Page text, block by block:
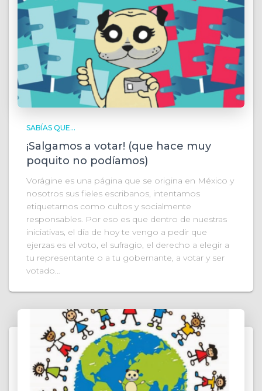
SABÍAS QUE...
¡Salgamos a votar! (que hace muy
poquito no podíamos)
Vorágine es una página que se origina en México y
nosotros sus fieles escribanos, intentamos
etiquetarnos como cultos y socialmente
responsables. Por eso es que dentro de nuestras
iniciativas, el día de hoy te vengo a pedir que
ejerzas es el voto, el sufragio, el derecho a elegir a
tu representante o a tu gobernante, a votar y ser
votado…